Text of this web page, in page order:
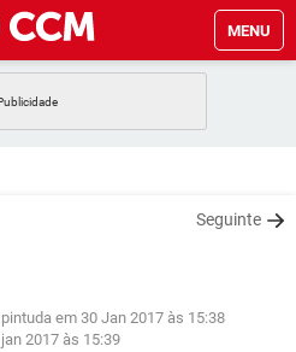
MENU
GMAIL
EXCEL
WHATSAPP
Seguinte
em 30 Jan 2017 às 15:38
2017 às 15:39